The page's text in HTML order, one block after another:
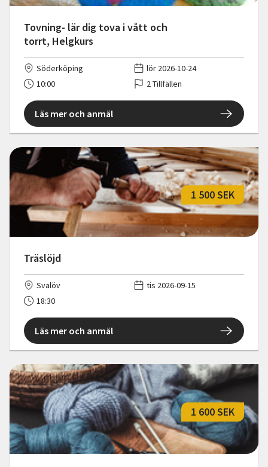
Tovning- lär dig tova i vått och
torrt, Helgkurs
Söderköping
lör 2026-10-24
10:00
2 Tillfällen
Läs mer och anmäl
Träslöjd
1 500 SEK
Svalöv
tis 2026-09-15
18:30
Läs mer och anmäl
1 600 SEK